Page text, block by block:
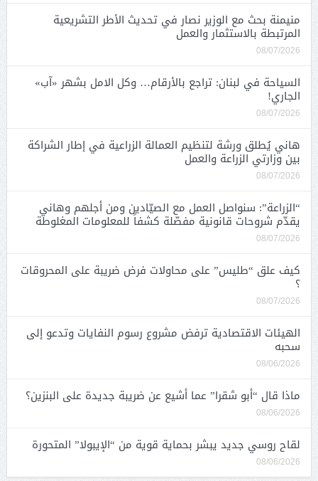
منيمنة بحث مع الوزير نصار في تحديث الأطر التشريعية
المرتبطة بالاستثمار والعمل
08/07/2026
السياحة في لبنان: تراجع بالأرقام… وكل الامل بشهر «آب»
الجاري!
08/07/2026
هاني يُطلق ورشة لتنظيم العمالة الزراعية في إطار الشراكة
بين وزارتي الزراعة والعمل
08/07/2026
“الزراعة”: سنواصل العمل مع الصيّادين ومن أجلهم وهاني
يقدّم شروحات قانونية مفصّلة كشفاً للمعلومات المغلوطة
08/07/2026
كيف علق “طليس” على محاولات فرض ضريبة على المحروقات
؟
08/07/2026
الهيئات الاقتصادية ترفض مشروع رسوم النفايات وتدعو إلى
سحبه
08/06/2026
ماذا قال “أبو شقرا” عما أشيع عن ضريبة جديدة على البنزين؟
08/06/2026
لقاح روسي جديد يبشر بحماية قوية من “الإيبولا” المتحورة
08/06/2026